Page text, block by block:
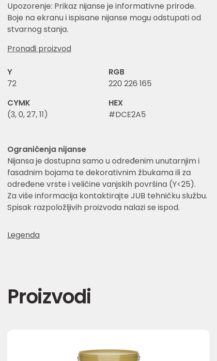
Upozorenje: Prikaz nijanse je informativne prirode.
Boje na ekranu i ispisane nijanse mogu odstupati od
stvarnog stanja.
Pronađi proizvod
Y
72
RGB
220 226 165
CYMK
(3, 0, 27, 11)
HEX
#DCE2A5
Ograničenja nijanse
Nijansa je dostupna samo u određenim unutarnjim i
fasadnim bojama te dekorativnim žbukama ili za
određene vrste i veličine vanjskih površina (Y<25).
Za više informacija kontaktirajte JUB tehničku službu.
Spisak razpoložljivih proizvoda nalazi se ispod.
Legenda
Proizvodi